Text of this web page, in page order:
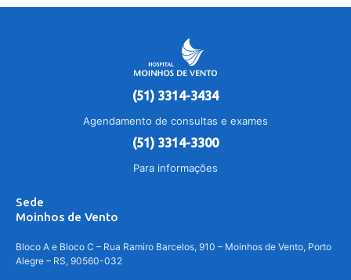
(51) 3314-3434
Agendamento de consultas e exames
(51) 3314-3300
Para informações
Sede
Moinhos de Vento
Bloco A e Bloco C – Rua Ramiro Barcelos, 910 – Moinhos de Vento, Porto
Alegre – RS, 90560-032